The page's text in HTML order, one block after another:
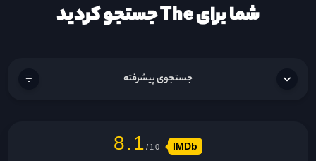
شما برای The جستجو کردید
جستجوی پیشرفته
8.1 IMDb